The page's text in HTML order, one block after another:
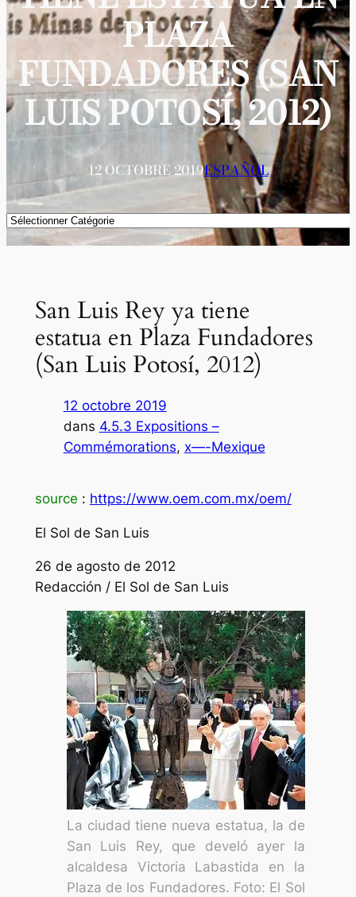
PLAZA
FUNDADORES (SAN
LUIS POTOSÍ, 2012)
12 OCTOBRE 2019ESPAÑOL
Catégories
San Luis Rey ya tiene
estatua en Plaza Fundadores
(San Luis Potosí, 2012)
12 octobre 2019
dans 4.5.3 Expositions –
Commémorations, x—-Mexique
source : https://www.oem.com.mx/oem/
El Sol de San Luis
26 de agosto de 2012
Redacción / El Sol de San Luis
La ciudad tiene nueva estatua, la de
San Luis Rey, que develó ayer la
alcaldesa Victoria Labastida en la
Plaza de los Fundadores. Foto: El Sol